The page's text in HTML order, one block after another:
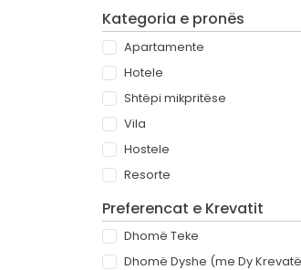
Kategoria e pronës
Apartamente
Hotele
Shtëpi mikpritëse
Vila
Hostele
Resorte
Preferencat e Krevatit
Dhomë Teke
Dhomë Dyshe (me Dy